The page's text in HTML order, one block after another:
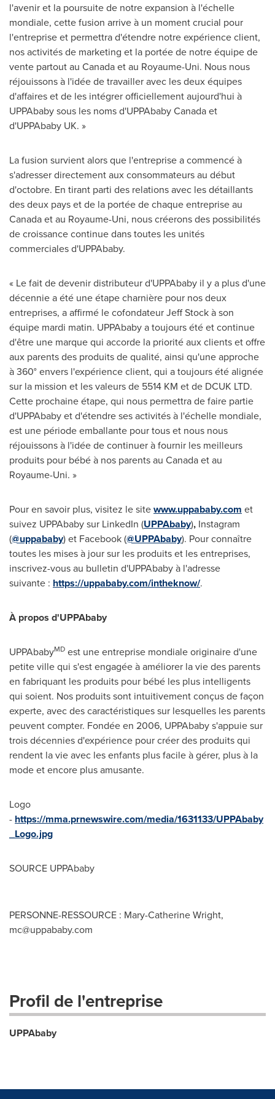
l'avenir et la poursuite de notre expansion à l'échelle
mondiale, cette fusion arrive à un moment crucial pour
l'entreprise et permettra d'étendre notre expérience client,
nos activités de marketing et la portée de notre équipe de
vente partout au Canadaet au Royaume-Uni. Nous nous
réjouissons à l'idée de travailler avec les deux équipes
d'affaires et de les intégrer officiellement aujourd'hui à
UPPAbaby sous les noms d'UPPAbaby Canada et
d'UPPAbaby UK. »
La fusion survient alors que l'entreprise a commencé à
s'adresser directement aux consommateurs au début
d'octobre. En tirant parti des relations avec les détaillants
des deux pays et de la portée de chaque entreprise au
Canadaet au Royaume-Uni, nous créerons des possibilités
de croissance continue dans toutes les unités
commerciales d'UPPAbaby.
« Le fait de devenir distributeur d'UPPAbaby il y a plus d'une
décennie a été une étape charnière pour nos deux
entreprises, a affirmé le cofondateur Jeff Stock à son
équipe mardi matin. UPPAbaby a toujours été et continue
d'être une marque qui accorde la priorité aux clients et offre
aux parents des produits de qualité, ainsi qu'une approche
à 360° envers l'expérience client, qui a toujours été alignée
sur la mission et les valeurs de 5514 KM et de DCUK LTD.
Cette prochaine étape, qui nous permettra de faire partie
d'UPPAbaby et d'étendre ses activités à l'échelle mondiale,
est une période emballante pour tous et nous nous
réjouissons à l'idée de continuer à fournir les meilleurs
produits pour bébé à nos parents au Canadaet au
Royaume-Uni. »
Pour en savoir plus, visitez le sitewww.uppababy.com et
suivez UPPAbaby sur LinkedIn (UPPAbaby), Instagram
(@uppababy) et Facebook (@UPPAbaby). Pour connaître
toutes les mises à jour sur les produits et les entreprises,
inscrivez-vous au bulletin d'UPPAbaby à l'adresse
suivante : https://uppababy.com/intheknow/.
À propos d'UPPAbaby
UPPAbabyMD est une entreprise mondiale originaire d'une
petite ville qui s'est engagée à améliorer la vie des parents
en fabriquant les produits pour bébé les plus intelligents
qui soient. Nos produits sont intuitivement conçus de façon
experte, avec des caractéristiques sur lesquelles les parents
peuvent compter. Fondée en 2006, UPPAbaby s'appuie sur
trois décennies d'expérience pour créer des produits qui
rendent la vie avec les enfants plus facile à gérer, plus à la
mode et encore plus amusante.
Logo
- https://mma.prnewswire.com/media/1631133/UPPAbaby
_Logo.jpg
SOURCE UPPAbaby
PERSONNE-RESSOURCE : Mary-Catherine Wright,
mc@uppababy.com
Profil de l'entreprise
UPPAbaby